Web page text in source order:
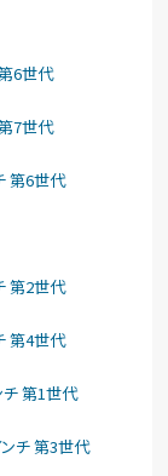
6世代
7世代
第6世代
第2世代
第4世代
チ 第1世代
チ 第3世代